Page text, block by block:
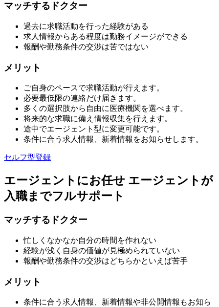
マッチするドクター
過去に求職活動を行った経験がある
求人情報からある程度は勤務イメージができる
報酬や勤務条件の交渉は苦ではない
メリット
ご自身のペースで求職活動が行えます。
必要最低限の連絡だけ届きます。
多くの選択肢から自由に医療機関を選べます。
将来的な求職に備え情報収集を行えます。
途中でエージェント型に変更可能です。
条件に合う求人情報、新着情報をお知らせします。
セルフ型登録
エージェントにお任せ エージェントが
入職までフルサポート
マッチするドクター
忙しくなかなか自分の時間を作れない
経験が浅く自身の価値が見極められていない
報酬や勤務条件の交渉はどちらかといえば苦手
メリット
条件に合う求人情報、新着情報や非公開情報もお知ら